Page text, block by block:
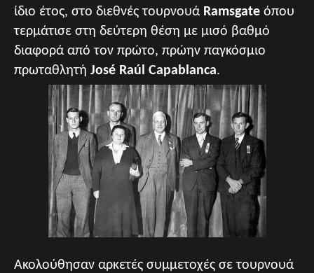
ίδιο έτος, στο διεθνές τουρνουά Ramsgate όπου
τερμάτισε στη δεύτερη θέση με μισό βαθμό
διαφορά από τον πρώτο, πρώην παγκόσμιο
πρωταθλητή José Raúl Capablanca.
Ακολούθησαν αρκετές συμμετοχές σε τουρνουά